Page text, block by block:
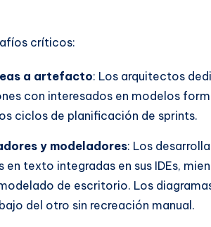
críticos:
a artefacto: Los arquitectos
con interesados en modelos
ciclos de planificación de sprints.
y modeladores: Los
en texto integradas en sus IDEs,
de escritorio. Los
del otro sin recreación manual.